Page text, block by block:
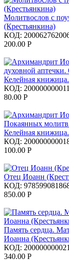
Молитвослов с
(Крестьянкина)
КОД:
200.00 Р
Келейная
КОД:
80.00 Р
Келейная
КОД:
100.00 Р
Отец Иоанн
КОД:
850.00 Р
Память сердца.
Иоанна
КОД:
340.00 Р